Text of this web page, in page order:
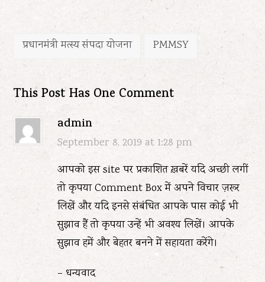
प्रधानमंत्री मत्स्य संपदा योजना PMMSY
This Post Has One Comment
admin
September 8, 2019 at 1:28 pm
आपको इस site पर प्रकाशित ख़बरें यदि अच्छी लगीं
तो कृपया Comment Box में अपने विचार ज़रूर
लिखें और यदि इनसे संबंधित आपके पास कोई भी
सुझाव हैं तो कृपया उन्हें भी अवश्य लिखें। आपके
सुझाव हमें और बेहतर बनने में सहायता करेंगे।
– धन्यवाद